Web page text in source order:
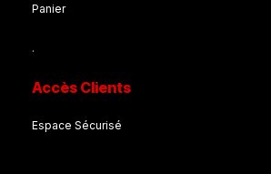
Panier
.
Accès Clients
Espace Sécurisé